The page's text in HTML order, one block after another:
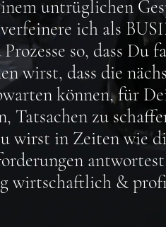
untrüglichen
ich als
so, dass Du
wirst, dass die
können, für
Tatsachen zu
wirst in Zeiten wie
wirtschaftlich &